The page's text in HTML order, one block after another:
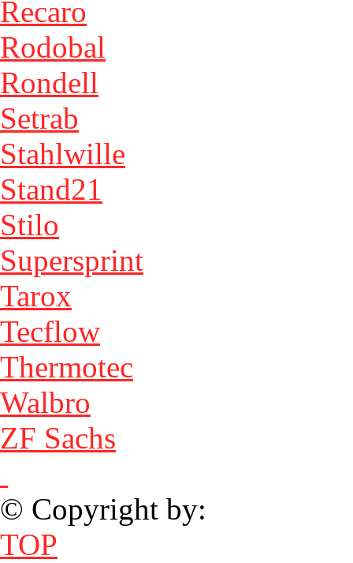
Recaro
Rodobal
Rondell
Setrab
Stahlwille
Stand21
Stilo
Supersprint
Tarox
Tecflow
Thermotec
Walbro
ZF Sachs
© Copyright by:
TOP